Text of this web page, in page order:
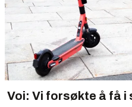
Voi: Vi forsøkte å få i